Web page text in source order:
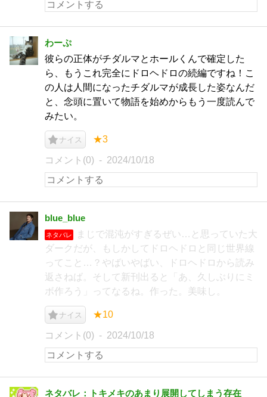
わーぷ
彼らの正体がチダルマとホールくんで確定した
ら、もうこれ完全にドロヘドロの続編ですね！こ
の人は人間になったチダルマが成長した姿なんだ
と、念頭に置いて物語を始めからもう一度読んで
みたい。
ナイス ★3
コメント(0) 2024/10/18
blue_blue
ネタバレ
まじで混沌がすぎるぜい…と思っていた大
ダークだが、もしかしてドロヘドロと同じ世界線
ってこと…？やばいやばい、ドロヘドロから読み
返さねば。そして新刊出ると「あ、久しぶりにミ
ボ作ろう」ってなるね。作った。美味し。
ナイス ★10
コメント(0) 2024/10/18
ネタバレ：トキメキのあまり展開してしまう存在